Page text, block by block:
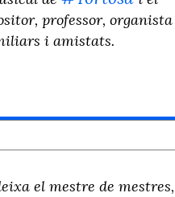
professor,
i amistats.
el mestre de mestres,